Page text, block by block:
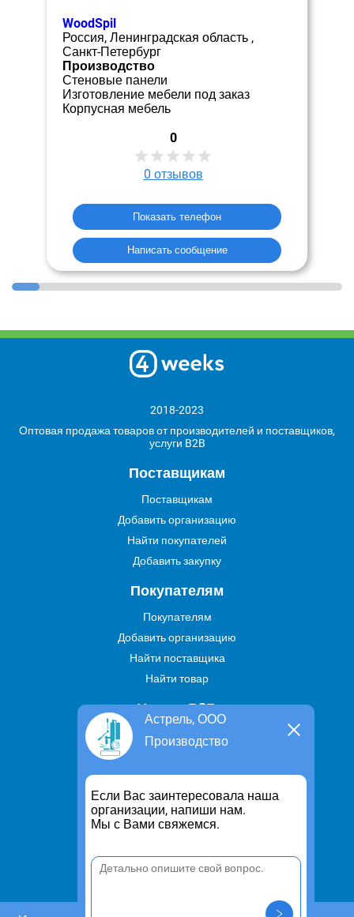
WoodSpil
Россия, Ленинградская область ,
Санкт-Петербург
Производство
Стеновые панели
Изготовление мебели под заказ
Корпусная мебель
0
0 отзывов
Показать телефон
Написать сообщение
Астрель, ООО
Производство
Если Вас заинтересовала наша
организации, напиши нам.
Мы с Вами свяжемся.
2018-2023
Оптовая продажа товаров от производителей и поставщиков,
услуги B2B
Поставщикам
Поставщикам
Добавить организацию
Найти покупателей
Добавить закупку
Покупателям
Покупателям
Добавить организацию
Найти поставщика
Найти товар
Услуги В2В
Найти услугу
Предложить свою услугу
Дропшиппинг
Транспортные услуги
Информация
Политика конфиденциальности